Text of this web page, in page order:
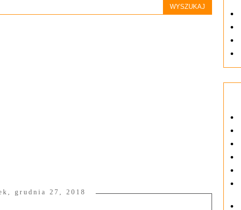
grudnia 27, 2018